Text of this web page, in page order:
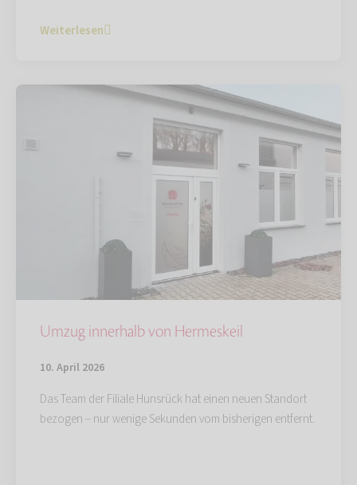
Weiterlesen
Umzug innerhalb von Hermeskeil
10. April 2026
Das Team der Filiale Hunsrück hat einen neuen Standort
bezogen – nur wenige Sekunden vom bisherigen entfernt.